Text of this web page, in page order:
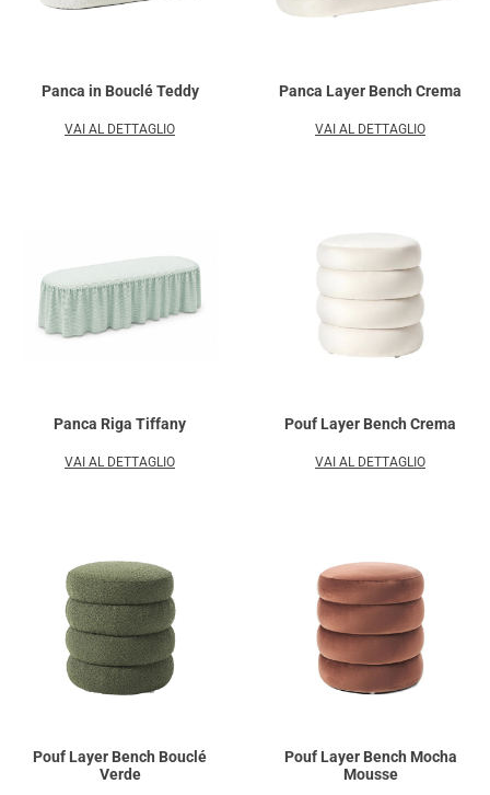
Panca in Bouclé Teddy
VAI AL DETTAGLIO
Panca Layer Bench Crema
VAI AL DETTAGLIO
Panca Riga Tiffany
VAI AL DETTAGLIO
Pouf Layer Bench Crema
VAI AL DETTAGLIO
Pouf Layer Bench Bouclé
Verde
Pouf Layer Bench Mocha
Mousse